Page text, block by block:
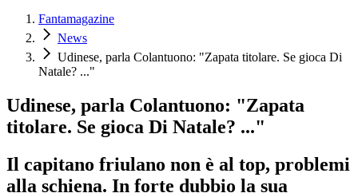
Fantamagazine
News
Udinese, parla Colantuono: "Zapata titolare. Se gioca Di
Natale? ..."
Udinese, parla Colantuono: "Zapata
titolare. Se gioca Di Natale? ..."
Il capitano friulano non è al top, problemi
alla schiena. In forte dubbio la sua